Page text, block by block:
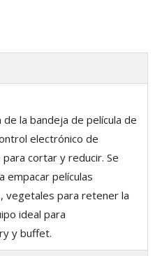
la bandeja de película de
electrónico de
cortar y reducir. Se
empacar películas
vegetales para retener la
ideal para
y buffet.